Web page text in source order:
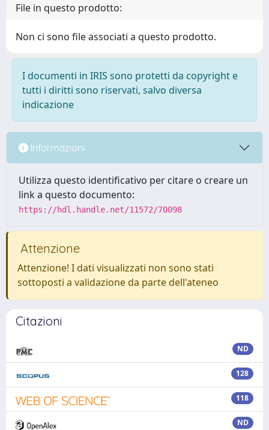
File in questo prodotto:
Non ci sono file associati a questo prodotto.
I documenti in IRIS sono protetti da copyright e
tutti i diritti sono riservati, salvo diversa
indicazione
Informazioni
Utilizza questo identificativo per citare o creare un
link a questo documento:
https://hdl.handle.net/11572/70098
Attenzione
Attenzione! I dati visualizzati non sono stati
sottoposti a validazione da parte dell'ateneo
Citazioni
ND
128
118
ND